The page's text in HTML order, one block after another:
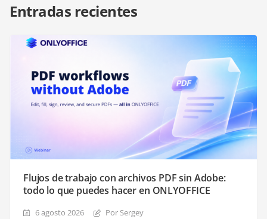
Entradas recientes
Flujos de trabajo con archivos PDF sin Adobe:
todo lo que puedes hacer en ONLYOFFICE
6 agosto 2026 Por Sergey